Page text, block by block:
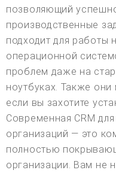
позволяющий
производственные
подходит для
операционной
проблем даже на
ноутбуках. Также
если вы захотите
Современная CRM
организаций — это
полностью
организации. Вам не